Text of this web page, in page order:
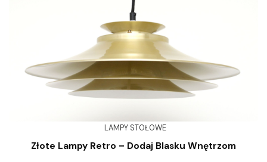
LAMPY STOŁOWE
Złote Lampy Retro – Dodaj Blasku Wnętrzom